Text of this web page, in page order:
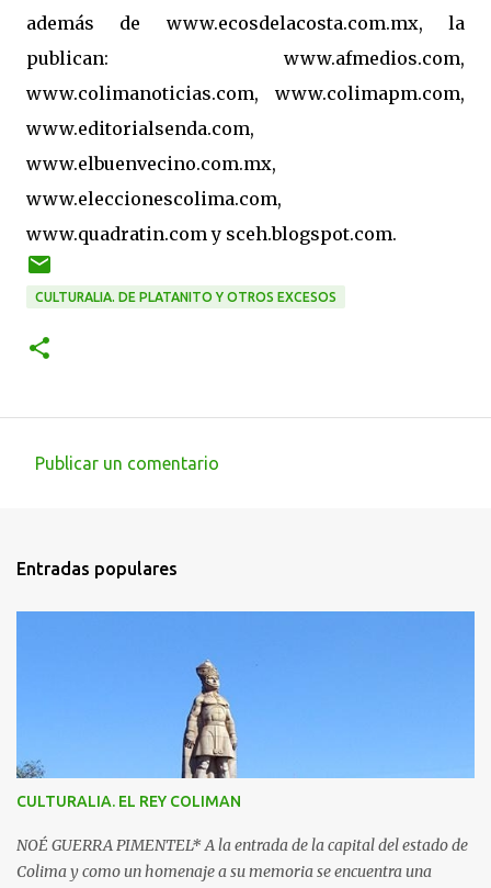
además de www.ecosdelacosta.com.mx, la
publican: www.afmedios.com,
www.colimanoticias.com, www.colimapm.com,
www.editorialsenda.com,
www.elbuenvecino.com.mx,
www.eleccionescolima.com,
www.quadratin.com y sceh.blogspot.com.
CULTURALIA. DE PLATANITO Y OTROS EXCESOS
e
n
o
s
Publicar un comentario
Entradas populares
CULTURALIA. EL REY COLIMAN
NOÉ GUERRA PIMENTEL* A la entrada de la capital del estado de
Colima y como un homenaje a su memoria se encuentra una